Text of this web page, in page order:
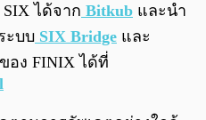
ได้จาก Bitkub และนำ
ะบบ SIX Bridge และ
ของ FINIX ได้ที่